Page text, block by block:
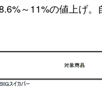
～11%の値上げ